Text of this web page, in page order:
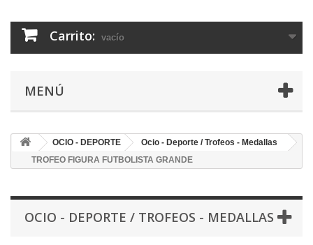
Carrito: vacío
MENÚ
OCIO - DEPORTE
Ocio - Deporte / Trofeos - Medallas
TROFEO FIGURA FUTBOLISTA GRANDE
OCIO - DEPORTE / TROFEOS - MEDALLAS